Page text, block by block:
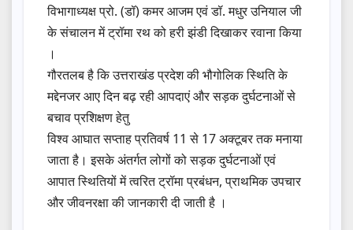
विभागाध्यक्ष प्रो. (डॉ) कमर आजम एवं डॉ. मधुर उनियाल जी
के संचालन में ट्रॉमा रथ को हरी झंडी दिखाकर रवाना किया
।
गौरतलब है कि उत्तराखंड प्रदेश की भौगोलिक स्थिति के
मद्देनजर आए दिन बढ़ रही आपदाएं और सड़क दुर्घटनाओं से
बचाव प्रशिक्षण हेतु
विश्व आघात सप्ताह प्रतिवर्ष 11 से 17 अक्टूबर तक मनाया
जाता है। इसके अंतर्गत लोगों को सड़क दुर्घटनाओं एवं
आपात स्थितियों में त्वरित ट्रॉमा प्रबंधन, प्राथमिक उपचार
और जीवनरक्षा की जानकारी दी जाती है ।